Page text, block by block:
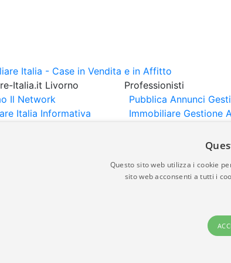
Italia.it Livorno
Il Network
Italia Informativa
Professionisti
Pubblica Annunci
Immobiliare Gestione
immobiliari presenti su immobiliare-italia.it
non è responsabile della veridicità, della
Questo sito web utilizza i cookie
sito web acconsenti a tutti i